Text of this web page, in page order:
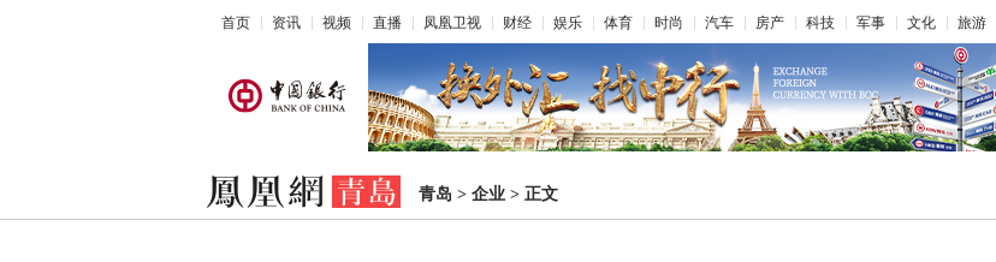
首页 资讯 视频 直播 凤凰卫视 财经 娱乐 体育 时尚 汽车 房产 科技 军事 文化 旅游
青岛 > 企业 > 正文